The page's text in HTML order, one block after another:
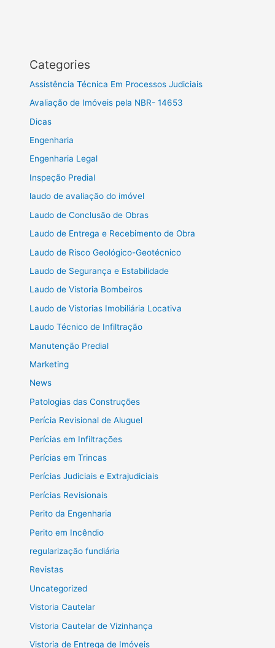
Categories
Assistência Técnica Em Processos Judiciais
Avaliação de Imóveis pela NBR- 14653
Dicas
Engenharia
Engenharia Legal
Inspeção Predial
laudo de avaliação do imóvel
Laudo de Conclusão de Obras
Laudo de Entrega e Recebimento de Obra
Laudo de Risco Geológico-Geotécnico
Laudo de Segurança e Estabilidade
Laudo de Vistoria Bombeiros
Laudo de Vistorias Imobiliária Locativa
Laudo Técnico de Infiltração
Manutenção Predial
Marketing
News
Patologias das Construções
Perícia Revisional de Aluguel
Perícias em Infiltrações
Perícias em Trincas
Perícias Judiciais e Extrajudiciais
Perícias Revisionais
Perito da Engenharia
Perito em Incêndio
regularização fundiária
Revistas
Uncategorized
Vistoria Cautelar
Vistoria Cautelar de Vizinhança
Vistoria de Entrega de Imóveis